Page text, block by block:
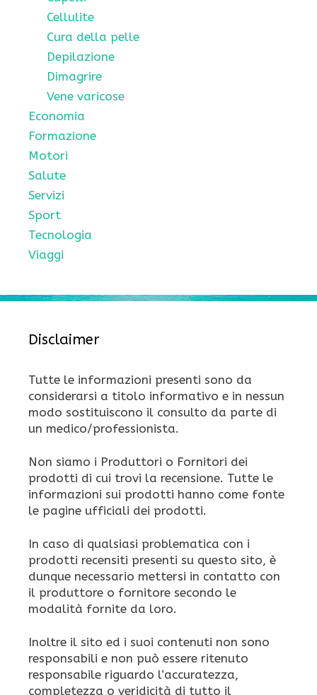
Cellulite
Cura della pelle
Depilazione
Dimagrire
Vene varicose
Economia
Formazione
Motori
Salute
Servizi
Sport
Tecnologia
Viaggi
Disclaimer
Tutte le informazioni presenti sono da
considerarsi a titolo informativo e in nessun
modo sostituiscono il consulto da parte di
un medico/professionista.
Non siamo i Produttori o Fornitori dei
prodotti di cui trovi la recensione. Tutte le
informazioni sui prodotti hanno come fonte
le pagine ufficiali dei prodotti.
In caso di qualsiasi problematica con i
prodotti recensiti presenti su questo sito, è
dunque necessario mettersi in contatto con
il produttore o fornitore secondo le
modalità fornite da loro.
Inoltre il sito ed i suoi contenuti non sono
responsabili e non può essere ritenuto
responsabile riguardo l’accuratezza,
completezza o veridicità di tutto il